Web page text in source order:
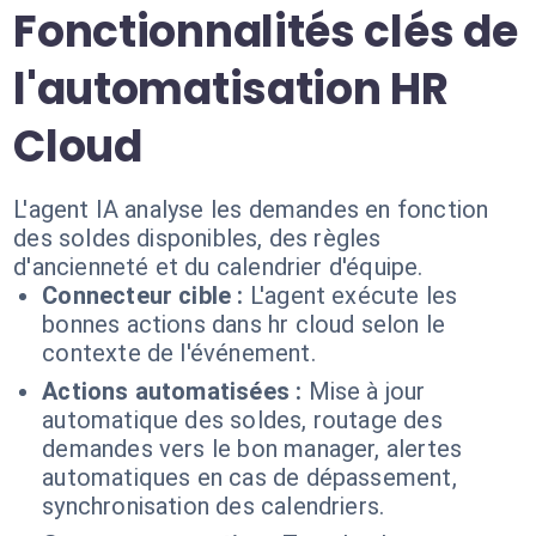
Fonctionnalités clés de
l'automatisation HR
Cloud
L'agent IA analyse les demandes en fonction
des soldes disponibles, des règles
d'ancienneté et du calendrier d'équipe.
Connecteur cible : L'agent exécute les
bonnes actions dans hr cloud selon le
contexte de l'événement.
Actions automatisées : Mise à jour
automatique des soldes, routage des
demandes vers le bon manager, alertes
automatiques en cas de dépassement,
synchronisation des calendriers.